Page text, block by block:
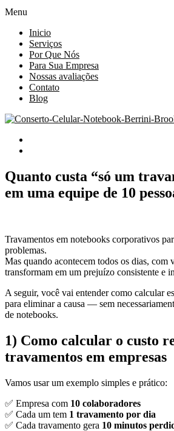
Menu
Inicio
Serviços
Por Que Nós
Para Sua Empresa
Nossas avaliações
Contato
Blog
Quanto custa “só um
em uma equipe de 10
Travamentos em notebooks corporativos
problemas.
Mas quando acontecem todos os dias, com
transformam em um prejuízo consistente e
A seguir, você vai entender como calcular
para eliminar a causa — sem
de notebooks.
1) Como calcular o custo
travamentos em empresas
Vamos usar um exemplo simples e prático:
✅ Empresa com 10 colaboradores
✅ Cada um tem 1 travamento por dia
✅ Cada travamento gera 10 minutos